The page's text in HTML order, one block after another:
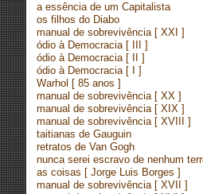
a essência de um Capitalista
os filhos do Diabo
manual de sobrevivência[ XXI ]
ódio à Democracia[ III ]
ódio à Democracia[ II ]
ódio à Democracia[ I ]
Warhol [ 85 anos ]
manual de sobrevivência[ XX ]
manual de sobrevivência[ XIX ]
manual de sobrevivência[ XVIII ]
taitianas de Gauguin
retratos de Van Gogh
nunca serei escravo de nenhum
as coisas [ Jorge Luis Borges ]
manual de sobrevivência[ XVII ]